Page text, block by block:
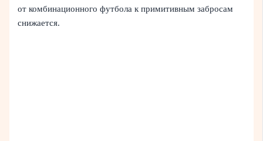
от комбинационного футбола к примитивным забросам
снижается.